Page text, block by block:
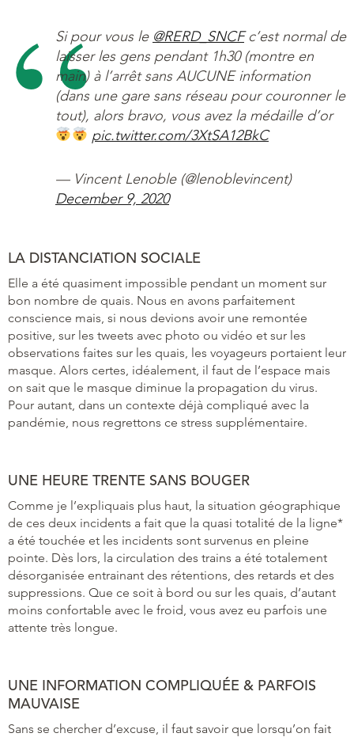
Si pour vous le @RERD_SNCFc’est normal de
laisser les gens pendant 1h30 (montre en
main) à l’arrêt sans AUCUNE information
(dans une gare sans réseau pour couronner le
tout), alors bravo, vous avez la médaille d’or
pic.twitter.com/3XtSA12BkC
— Vincent Lenoble (@lenoblevincent)
December 9, 2020
LA DISTANCIATION SOCIALE
Elle a été quasiment impossible pendant un moment sur
bon nombre de quais. Nous en avons parfaitement
conscience mais, si nous devions avoir une remontée
positive, sur les tweets avec photo ou vidéo et sur les
observations faites sur les quais, les voyageurs portaient leur
masque. Alors certes, idéalement, il faut de l’espace mais
on sait que le masque diminue la propagation du virus.
Pour autant, dans un contexte déjà compliqué avec la
pandémie, nous regrettons ce stress supplémentaire.
UNE HEURE TRENTE SANS BOUGER
Comme je l’expliquais plus haut, la situation géographique
de ces deux incidents a fait que la quasi totalité de la ligne*
a été touchée et les incidents sont survenus en pleine
pointe. Dès lors, la circulation des trains a été totalement
désorganisée entrainant des rétentions, des retards et des
suppressions. Que ce soit à bord ou sur les quais, d’autant
moins confortable avec le froid, vous avez eu parfois une
attente très longue.
UNE INFORMATION COMPLIQUÉE & PARFOIS
MAUVAISE
Sans se chercher d’excuse, il faut savoir que lorsqu’on fait